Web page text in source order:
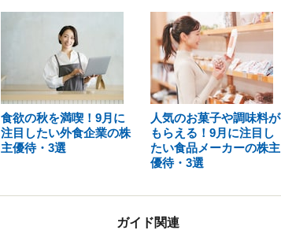
食欲の秋を満喫！9月に
注目したい外食企業の株
主優待・3選
人気のお菓子や調味料が
もらえる！9月に注目し
たい食品メーカーの株主
優待・3選
ガイド関連